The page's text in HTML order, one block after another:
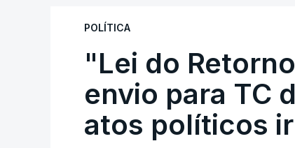
POLÍTICA
"Lei do
envio para TC
atos políticos